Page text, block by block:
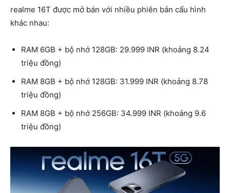
realme 16T được mở bán với nhiều phiên bản cấu hình
khác nhau:
RAM 6GB + bộ nhớ 128GB: 29.999 INR (khoảng 8.24
triệu đồng)
RAM 8GB + bộ nhớ 128GB: 31.999 INR (khoảng 8.78
triệu đồng)
RAM 8GB + bộ nhớ 256GB: 34.999 INR (khoảng 9.6
triệu đồng)